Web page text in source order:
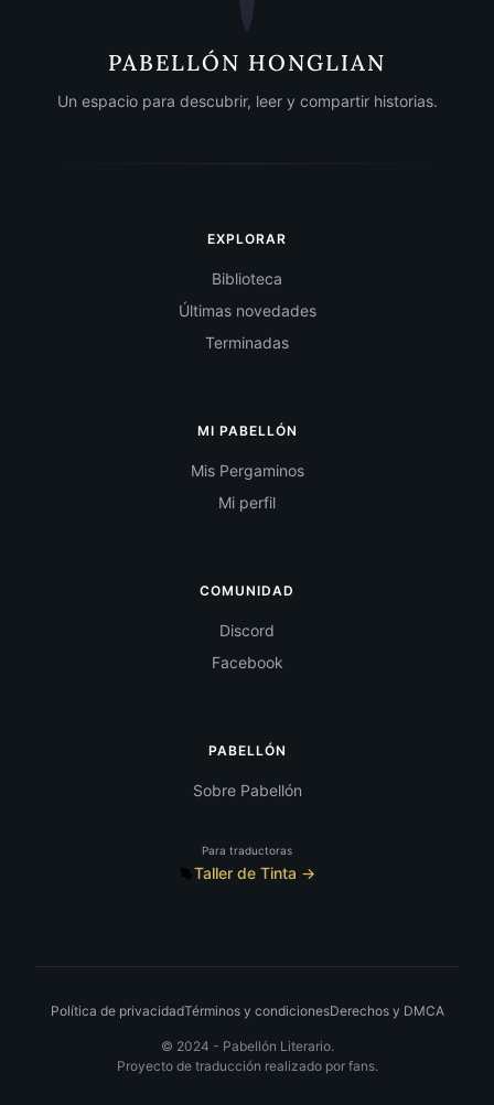
PABELLÓN HONGLIAN
Un espacio para descubrir, leer y compartir historias.
EXPLORAR
Biblioteca
Últimas novedades
Terminadas
MI PABELLÓN
Mis Pergaminos
Mi perfil
COMUNIDAD
Discord
Facebook
PABELLÓN
Sobre Pabellón
Para traductoras
Taller de Tinta →
Política de privacidadTérminos y condicionesDerechos y DMCA
© 2024 - Pabellón Literario.
Proyecto de traducción realizado por fans.